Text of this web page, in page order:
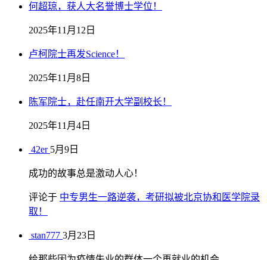
何超琼，获人大名誉博士学位！
2025年11月12日
卢柯院士再发Science！
2025年11月8日
陈军院士，赴任南开大学副校长！
2025年11月4日
42er 5月9日
成功的故事总是激动人心！
评论于 中专男生一路逆袭，考研拟被北京协和医学院录
取！
stan777 3月23日